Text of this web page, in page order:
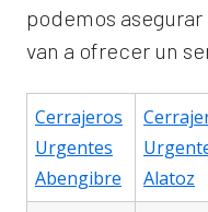
podemos
van a ofrecer un
Cerrajeros
Urgentes
Abengibre
Alatoz